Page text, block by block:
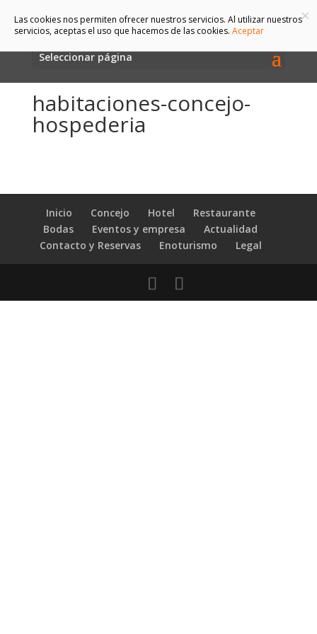
Seleccionar página
habitaciones-concejo-
hospederia
Inicio Concejo Hotel
Restaurante
Bodas
Eventos y empresa
Actualidad
Contacto y Reservas
Enoturismo Legal
×
Las cookies nos permiten ofrecer nuestros servicios. Al utilizar nuestros
servicios, aceptas el uso que hacemos de las cookies. Aceptar